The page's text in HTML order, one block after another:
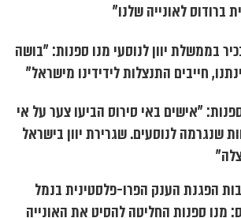
ברודוס לאונייה שלנו"
בממשלת יוון לנוסעי מנו ספנות: "בושה
חייבים התנצלות לידידינו מישראל"
"אישים באי סירוס הביעו צער על אי
שנגרמה לנוסעים. שגרירת יוון בישראל
הפגנת הענק הפרו-פלסטינית בנמל
מנו ספנות החליטה להסיט את האונייה